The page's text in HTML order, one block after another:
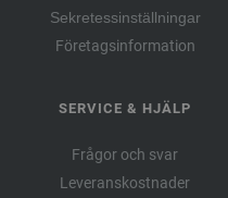
Sekretessinställningar
Företagsinformation
SERVICE & HJÄLP
Frågor och svar
Leveranskostnader